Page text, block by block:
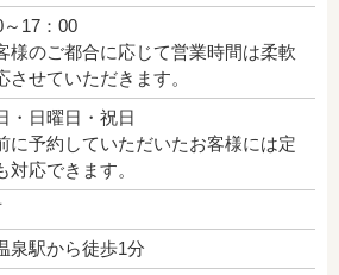
17：00
様のご都合に応じて営業時間は柔軟
させていただきます。
・日曜日・祝日
に予約していただいたお客様には定
対応できます。
泉駅から徒歩1分